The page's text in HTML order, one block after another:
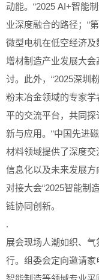
动能。“2025 AI+智能
业深度融合的路径；“
微型电机在低空经济及
增材制造产业发展大
讨。此外，“2025深圳
粉末冶金领域的专家
平的交流平台，共同探
新与应用。“中国先进
材料领域提供了深度交
信息化以及未来发展
对接大会“2025智能制
链协同创新。
.
展会现场人潮如织、
行。组委会定向邀请家